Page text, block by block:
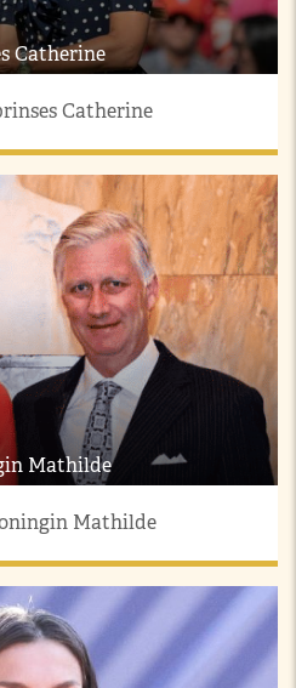
Catherine
Catherine
Mathilde
Mathilde